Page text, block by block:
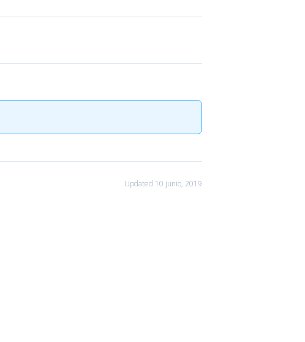
Updated 10 junio, 2019